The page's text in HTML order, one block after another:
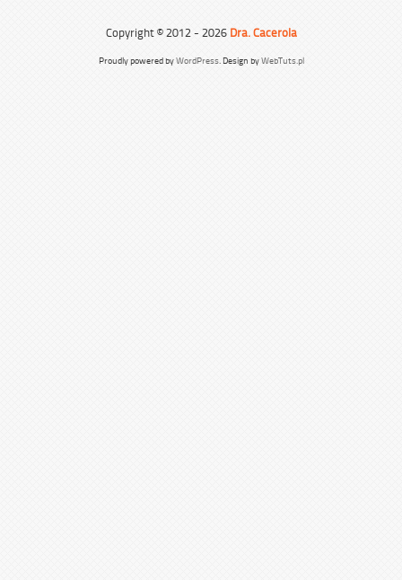
Copyright © 2012 - 2026 Dra. Cacerola
Proudly powered byWordPress. Design byWebTuts.pl